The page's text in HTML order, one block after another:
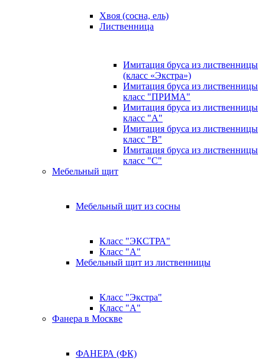
Хвоя (сосна, ель)
Лиственница
Имитация бруса из лиственницы
(класс «Экстра»)
Имитация бруса из лиственницы
класс "ПРИМА"
Имитация бруса из лиственницы
класс "А"
Имитация бруса из лиственницы
класс "B"
Имитация бруса из лиственницы
класс "C"
Мебельный щит
Мебельный щит из сосны
Класс "ЭКСТРА"
Класс "А"
Мебельный щит из лиственницы
Класс "Экстра"
Класс "А"
Фанера в Москве
ФАНЕРА (ФК)